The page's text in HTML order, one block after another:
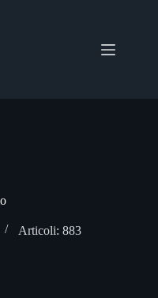
Articoli: 883